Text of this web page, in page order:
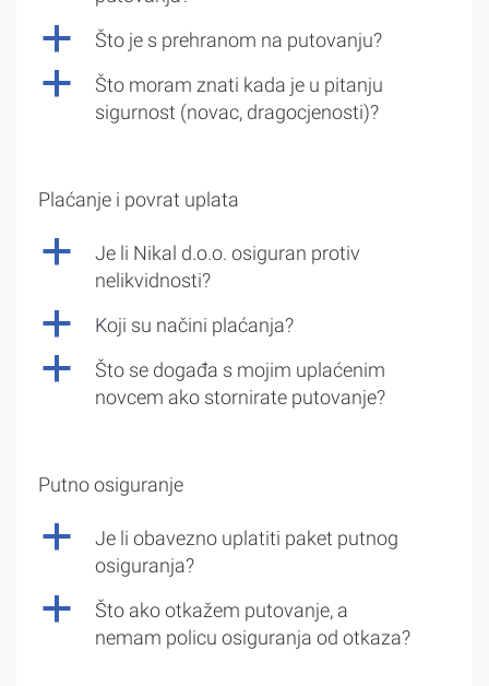
a Što je s prehranom na putovanju?
a
Što moram znati kada je u pitanju
sigurnost (novac, dragocjenosti)?
Plaćanje i povrat uplata
a
Je li Nikal d.o.o. osiguran protiv
nelikvidnosti?
a Koji su načini plaćanja?
a
Što se događa s mojim uplaćenim
novcem ako stornirate putovanje?
Putno osiguranje
a
Je li obavezno uplatiti paket putnog
osiguranja?
a
Što ako otkažem putovanje, a
nemam policu osiguranja od otkaza?